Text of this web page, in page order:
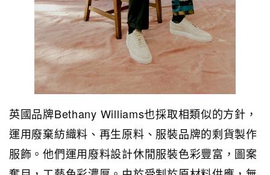
英國品牌Bethany Williams也採取相類似的方針，
運用廢棄紡織料、再生原料、服裝品牌的剩貨製作
服飾。他們運用廢料設計休閒服裝色彩豐富，圖案